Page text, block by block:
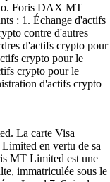
Foris DAX MT
: 1. Échange d'actifs
contre d'autres
d'actifs crypto pour
crypto pour le
crypto pour le
d'actifs crypto
La carte Visa
en vertu de sa
MT Limited est une
immatriculée sous le